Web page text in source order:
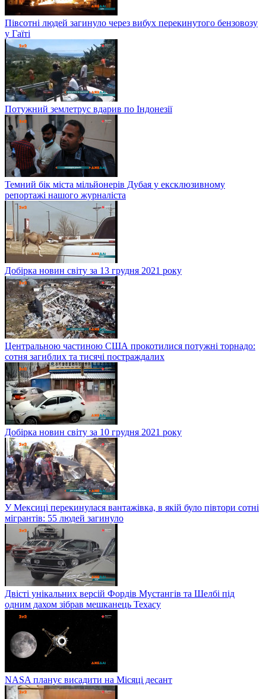
Півсотні людей загинуло через вибух перекинутого бензовозу
у Гаїті
Потужний землетрус вдарив по Індонезії
Темний бік міста мільйонерів Дубая у ексклюзивному
репортажі нашого журналіста
Добірка новин світу за 13 грудня 2021 року
Центральною частиною США прокотилися потужні торнадо:
сотня загиблих та тисячі постраждалих
Добірка новин світу за 10 грудня 2021 року
У Мексиці перекинулася вантажівка, в якій було півтори сотні
мігрантів: 55 людей загинуло
Двісті унікальних версій Фордів Мустангів та Шелбі під
одним дахом зібрав мешканець Техасу
NASA планує висадити на Місяці десант